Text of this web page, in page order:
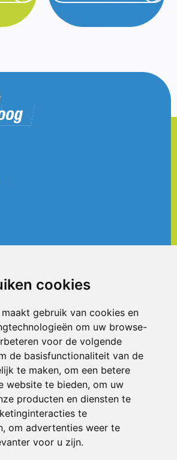
cookies
gebruik van cookies en
om uw browse-
voor de volgende
de basisfunctionaliteit van de
te maken, om een betere
website te bieden, om uw
producten en diensten te
te
, om advertenties weer te
voor u zijn.
ONDERDEEL VAN
| Alle rechten voorbehouden
| Klachtenregeling|RSIN en Anbi
voorkeuren